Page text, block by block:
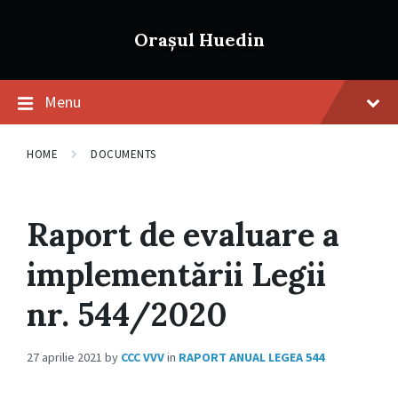
Orașul Huedin
Menu
HOME DOCUMENTS
Raport de evaluare a
implementării Legii
nr. 544/2020
27 aprilie 2021 by CCC VVVin RAPORT ANUAL LEGEA 544